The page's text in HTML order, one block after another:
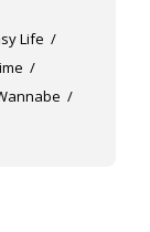
Life